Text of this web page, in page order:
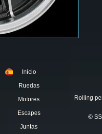
Inicio
Ruedas
Motores
Escapes
Juntas
Rolling
©